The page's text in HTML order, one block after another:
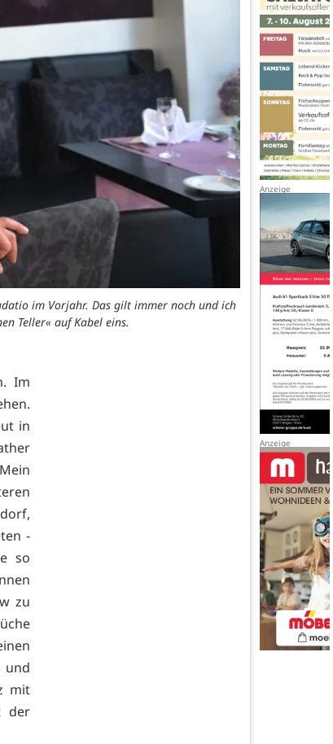
im Vorjahr. Das gilt immer noch und ich
Teller« auf Kabel eins.
Im
in
-
so
zu
und
mit
der